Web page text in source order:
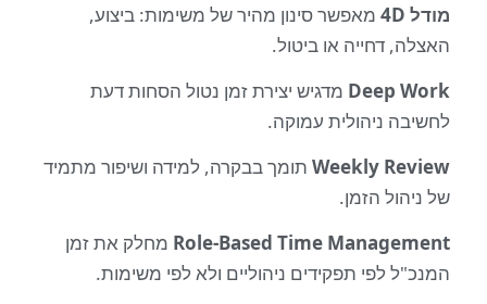
מאפשר סינון מהיר של משימות: ביצוע,
דחייה או ביטול.
Deepמדגיש יצירת זמן נטול הסחות דעת
ניהולית עמוקה.
Weeklyתומך בבקרה, למידה ושיפור מתמיד
הזמן.
Role-Based Timeמחלק את זמן
לפי תפקידים ניהוליים ולא לפי משימות.